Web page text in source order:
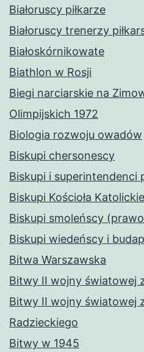
Białoruscy piłkarze
Białoruscy trenerzy
Białoskórnikowate
Biathlon w Rosji
Biegi narciarskie na
Olimpijskich 1972
Biologia rozwoju owadów
Biskupi chersonescy
Biskupi i superintendenci
Biskupi Kościoła
Biskupi smoleńscy
Biskupi wiedeńscy i
Bitwa Warszawska
Bitwy II wojny światowej
Bitwy II wojny światowej
Radzieckiego
Bitwy w 1945